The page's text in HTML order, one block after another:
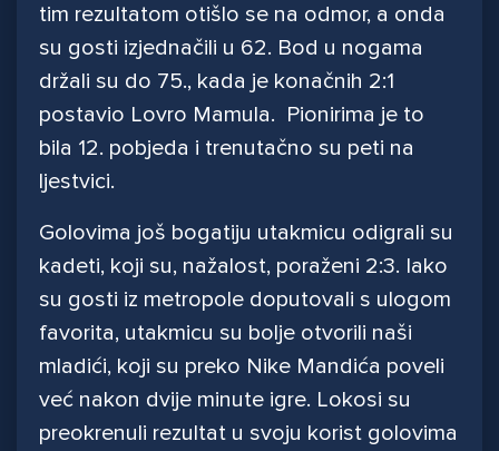
tim rezultatom otišlo se na odmor, a onda
su gosti izjednačili u 62. Bod u nogama
držali su do 75., kada je konačnih 2:1
postavio Lovro Mamula. Pionirima je to
bila 12. pobjeda i trenutačno su peti na
ljestvici.
Golovima još bogatiju utakmicu odigrali su
kadeti, koji su, nažalost, poraženi 2:3. Iako
su gosti iz metropole doputovali s ulogom
favorita, utakmicu su bolje otvorili naši
mladići, koji su preko Nike Mandića poveli
već nakon dvije minute igre. Lokosi su
preokrenuli rezultat u svoju korist golovima